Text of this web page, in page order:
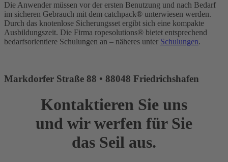
Die Anwender müssen vor der ersten Benutzung und nach Bedarf
im sicheren Gebrauch mit dem catchpack® unterwiesen werden.
Durch das knotenlose Sicherungsset ergibt sich eine kompakte
Ausbildungszeit. Die Firma ropesolutions® bietet entsprechend
bedarfsorientiere Schulungen an – näheres unter Schulungen.
Markdorfer Straße 88 • 88048 Friedrichshafen
Kontaktieren Sie uns
und wir werfen für Sie
das Seil aus.